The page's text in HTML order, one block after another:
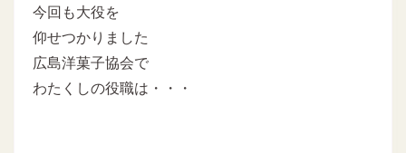
今回も大役を
仰せつかりました
広島洋菓子協会で
わたくしの役職は・・・